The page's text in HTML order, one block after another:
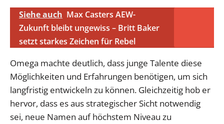
Siehe auch Max Casters AEW-
Zukunft bleibt ungewiss – Britt Baker
setzt starkes Zeichen für Rebel
Omega machte deutlich, dass junge Talente diese
Möglichkeiten und Erfahrungen benötigen, um sich
langfristig entwickeln zu können. Gleichzeitig hob er
hervor, dass es aus strategischer Sicht notwendig
sei, neue Namen auf höchstem Niveau zu